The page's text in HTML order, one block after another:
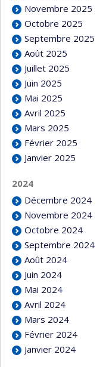
Novembre 2025
Octobre 2025
Septembre 2025
Août 2025
Juillet 2025
Juin 2025
Mai 2025
Avril 2025
Mars 2025
Février 2025
Janvier 2025
2024
Décembre 2024
Novembre 2024
Octobre 2024
Septembre 2024
Août 2024
Juin 2024
Mai 2024
Avril 2024
Mars 2024
Février 2024
Janvier 2024